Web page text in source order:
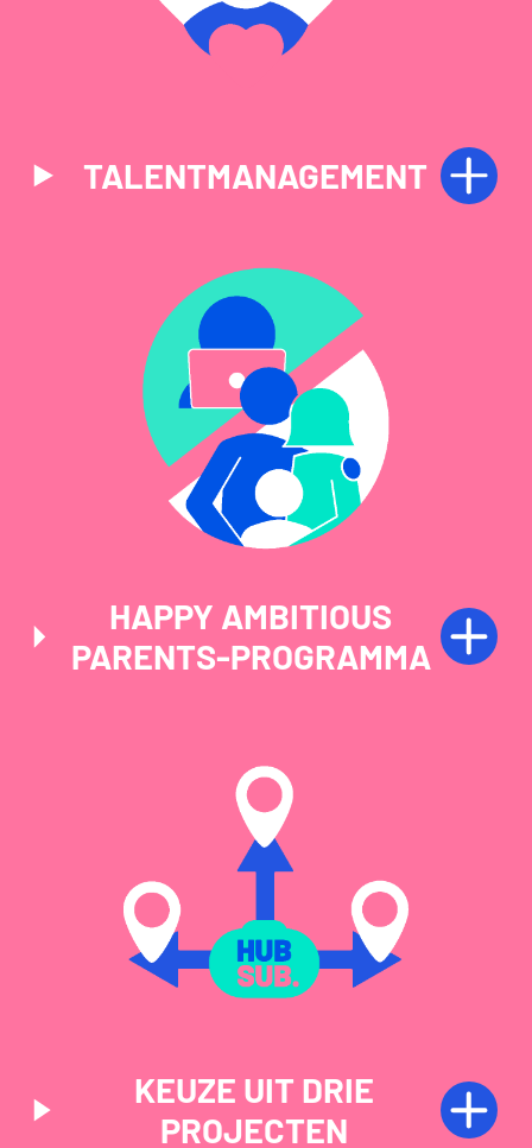
TALENTMANAGEMENT
HAPPY AMBITIOUS
PARENTS-PROGRAMMA
KEUZE UIT DRIE
PROJECTEN